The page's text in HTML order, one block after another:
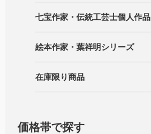
七宝作家・伝統工芸士個人作品
絵本作家・葉祥明シリーズ
在庫限り商品
価格帯で探す